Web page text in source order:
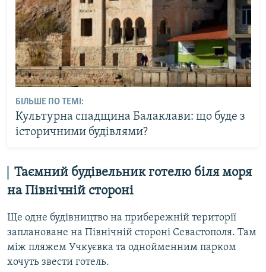
БІЛЬШЕ ПО ТЕМІ:
Культурна спадщина Балаклави: що буде з
історичними будівлями?
Таємний будівельник готелю біля моря
на Північній стороні
Ще одне будівництво на прибережній території
заплановане на Північній стороні Севастополя. Там
між пляжем Учкуєвка та однойменним парком
хочуть звести готель.